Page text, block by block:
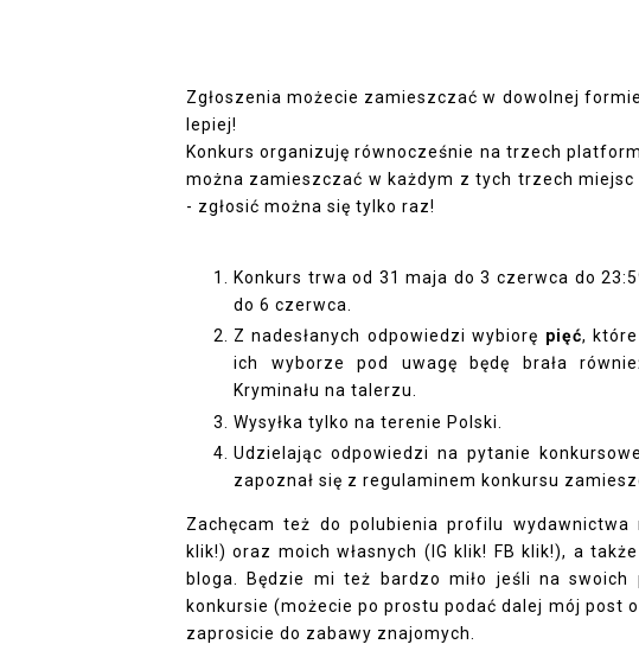
Zgłoszenia możecie zamieszczać w dowolnej
lepiej!
Konkurs organizuję równocześnie na trzech
można zamieszczać w każdym z tych trzech
- zgłosić można się tylko raz!
Konkurs trwa od 31 maja do 3 czerwca do
do 6 czerwca.
Z nadesłanych odpowiedzi wybiorę pięć,
ich wyborze pod uwagę będę brała
Kryminału na talerzu.
Wysyłka tylko na terenie Polski.
Udzielając odpowiedzi na pytanie
zapoznał się z regulaminem konkursu
Zachęcam też do polubienia profilu wydawnictwa
klik!) oraz moich własnych (IG klik! FB klik!), a
bloga. Będzie mi też bardzo miło jeśli na
konkursie (możecie po prostu podać dalej mój post
zaprosicie do zabawy znajomych.